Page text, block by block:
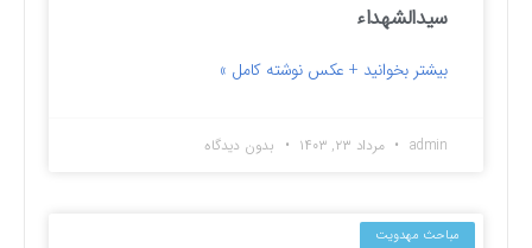
سیدالشهداء
بیشتر بخوانید + عکس نوشته کامل »
admin مرداد ۲۳, ۱۴۰۳ بدون دیدگاه
مباحث مهدویت